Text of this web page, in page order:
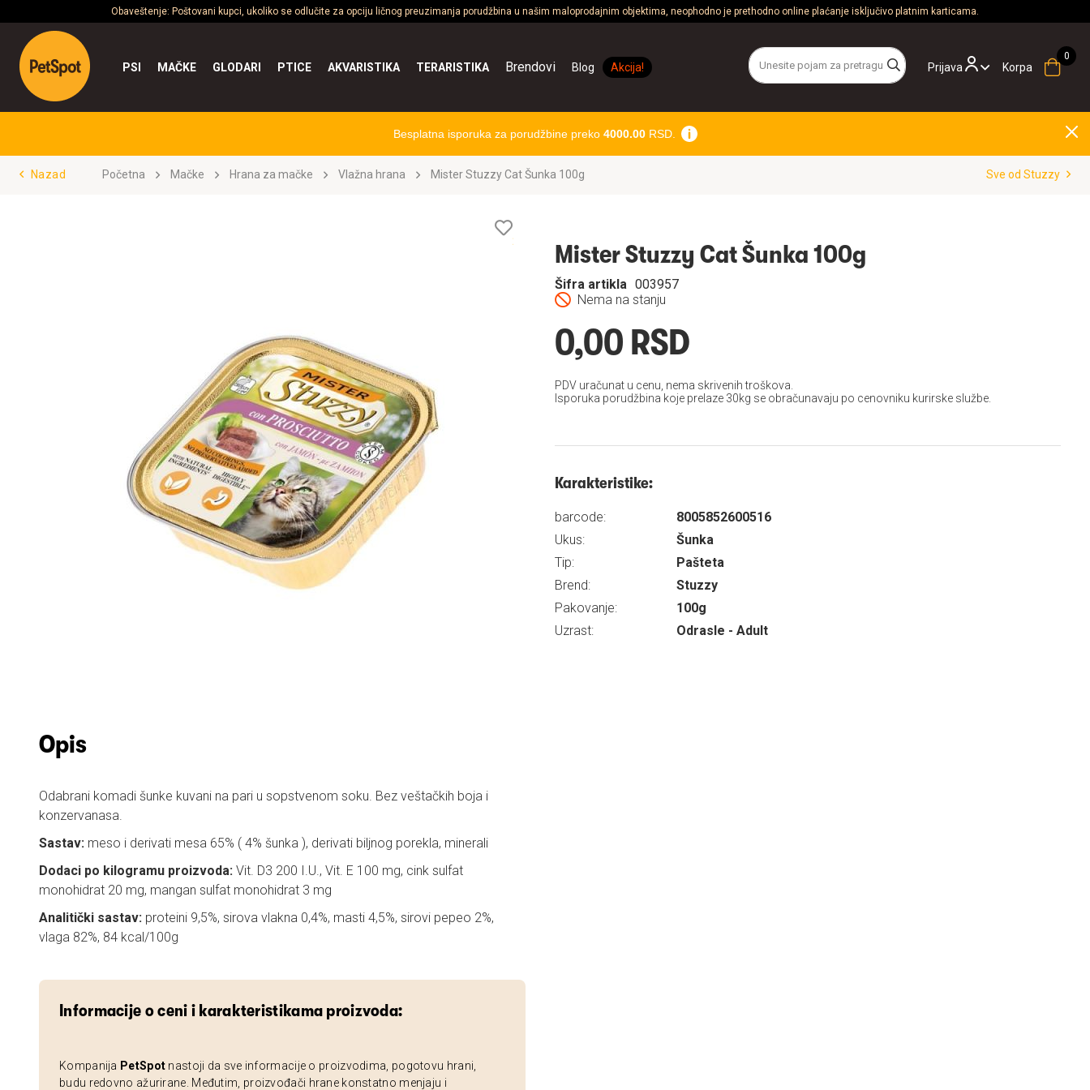
Obaveštenje: Poštovani kupci, ukoliko se odlučite za opciju ličnog preuzimanja porudžbina u našim maloprodajnim objektima, neophodno je prethodno online plaćanje isključivo platnim karticama.
Prijava
PSI MAČKE GLODARI PTICE AKVARISTIKA TERARISTIKA Brendovi Blog Akcija! Korpa
Besplatna isporuka za porudžbine preko 4000.00RSD.
Nazad Početna Mačke Hrana za mačke Vlažna hrana Mister Stuzzy Cat Šunka 100g Sve od Stuzzy
Opis
Odabrani komadi šunke kuvani na pari u sopstvenom soku. Bez veštačkih boja i
konzervanasa.
Sastav: meso i derivati mesa 65% ( 4% šunka ), derivati biljnog porekla, minerali
Dodaci po kilogramu proizvoda: Vit. D3 200 I.U., Vit. E 100 mg, cink sulfat
monohidrat 20 mg, mangan sulfat monohidrat 3 mg
Analitički sastav: proteini 9,5%, sirova vlakna 0,4%, masti 4,5%, sirovi pepeo 2%,
vlaga 82%, 84 kcal/100g
Informacije o ceni i karakteristikama proizvoda:
Kompanija PetSpot nastoji da sve informacije o proizvodima, pogotovu hrani,
budu redovno ažurirane. Međutim, proizvođači hrane konstatno menjaju i
želja
Mister Stuzzy Cat Šunka 100g
Nema na stanju
Šifra artikla 003957
0,00 RSD
PDV uračunat u cenu, nema skrivenih troškova.
Isporuka porudžbina koje prelaze 30kg se obračunavaju po cenovniku kurirske službe.
Karakteristike:
barcode:
8005852600516
Ukus:
Šunka
Tip:
Pašteta
Brend:
Stuzzy
Pakovanje:
100g
Uzrast:
Odrasle - Adult